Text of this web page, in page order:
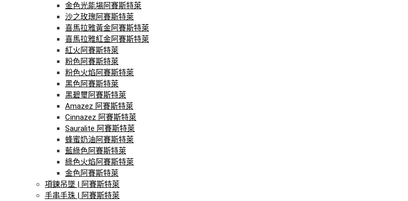
金色光能場阿賽斯特萊
沙之玫瑰阿賽斯特萊
喜馬拉雅黃金阿賽斯特萊
喜馬拉雅紅金阿賽斯特萊
紅火阿賽斯特萊
粉色阿賽斯特萊
粉色火焰阿賽斯特萊
黑色阿賽斯特萊
黑碧璽阿賽斯特萊
Amazez 阿賽斯特萊
Cinnazez 阿賽斯特萊
Sauralite 阿賽斯特萊
蜂蜜奶油阿賽斯特萊
藍綠色阿賽斯特萊
綠色火焰阿賽斯特萊
金色阿賽斯特萊
項鍊吊墜 | 阿賽斯特萊
手串手珠 | 阿賽斯特萊